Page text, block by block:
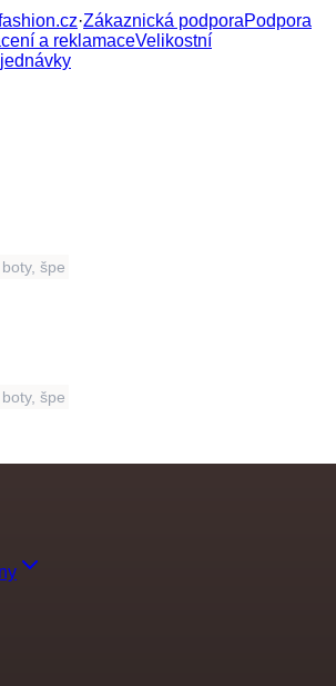
·Zákaznická podporaPodpora
a reklamaceVelikostní